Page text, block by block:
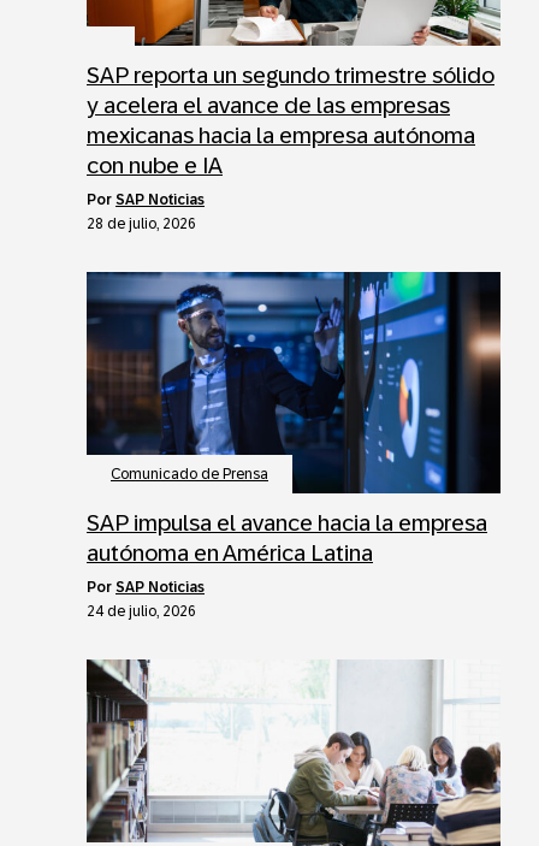
SAP reporta un segundo trimestre sólido
y acelera el avance de las empresas
mexicanas hacia la empresa autónoma
con nube e IA
por SAP Noticias
28 de julio, 2026
Comunicado de Prensa
SAP impulsa el avance hacia la empresa
autónoma en América Latina
por SAP Noticias
24 de julio, 2026